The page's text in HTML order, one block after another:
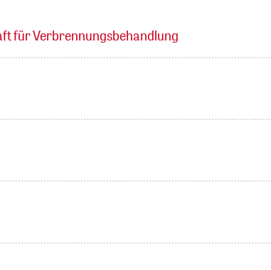
für Verbrennungsbehandlung